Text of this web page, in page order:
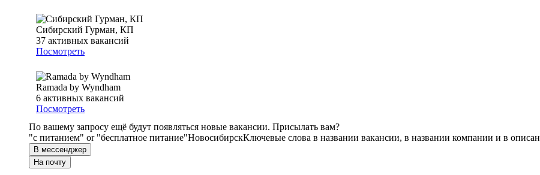
Сибирский Гурман, КП
37 активных вакансий
Посмотреть
Ramada by Wyndham
6 активных вакансий
Посмотреть
По вашему запросу ещё будут появляться новые вакансии. Присылать вам?
"с питанием" or "бесплатное питание"НовосибирскКлючевые слова в названии вакансии, в названии компании и в
В мессенджер
На почту